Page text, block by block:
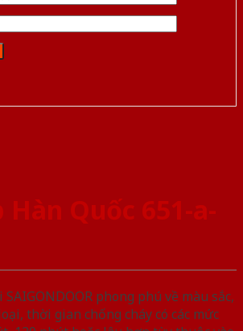
Quốc 651-a-
phong phú về màu sắc,
thời gian chống cháy có các mức